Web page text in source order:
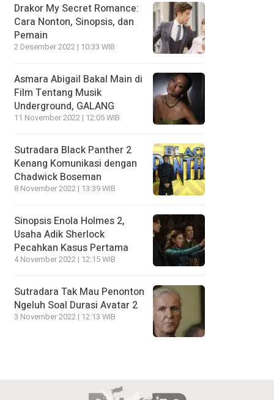
Drakor My Secret Romance:
Cara Nonton, Sinopsis, dan
Pemain
2 Desember 2022 | 10:33 WIB
Asmara Abigail Bakal Main di
Film Tentang Musik
Underground, GALANG
11 November 2022 | 12:05 WIB
Sutradara Black Panther 2
Kenang Komunikasi dengan
Chadwick Boseman
8 November 2022 | 13:39 WIB
Sinopsis Enola Holmes 2,
Usaha Adik Sherlock
Pecahkan Kasus Pertama
4 November 2022 | 12:15 WIB
Sutradara Tak Mau Penonton
Ngeluh Soal Durasi Avatar 2
3 November 2022 | 12:13 WIB